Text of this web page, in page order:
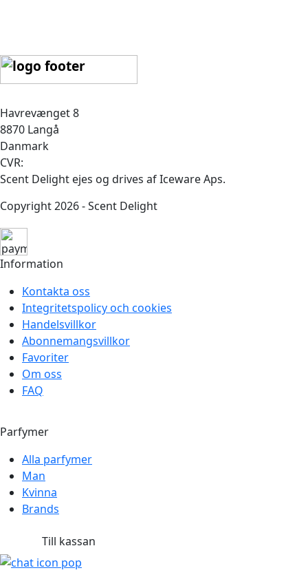
Havrevænget 8
8870 Langå
Danmark
CVR:
Scent Delight ejes og drives af Iceware Aps.
Copyright 2026 - Scent Delight
Information
Kontakta oss
Integritetspolicy och cookies
Handelsvillkor
Abonnemangsvillkor
Favoriter
Om oss
FAQ
Parfymer
Alla parfymer
Man
Kvinna
Brands
Till kassan